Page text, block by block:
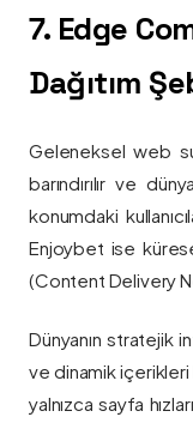
7. Edge
Dağıtım
Geleneksel web
barındırılır ve
konumdaki
Enjoybet ise
(Content Delivery
Dünyanın stratejik
ve dinamik içerikleri
yalnızca sayfa